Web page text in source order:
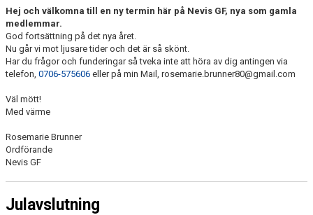
Hej och välkomna till en ny termin här på Nevis GF, nya som gamla
medlemmar.
God fortsättning på det nya året.
Nu går vi mot ljusare tider och det är så skönt.
Har du frågor och funderingar så tveka inte att höra av dig antingen via
telefon, 0706-575606 eller på min Mail, rosemarie.brunner80@gmail.com
Väl mött!
Med värme
Rosemarie Brunner
Ordförande
Nevis GF
Julavslutning